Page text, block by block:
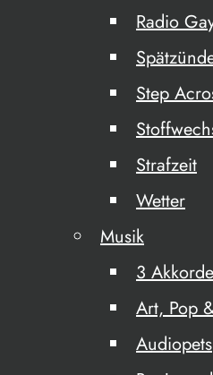
Radio
Step
Strafzeit
Wetter
Musik
3
Art, Pop
Audiopets